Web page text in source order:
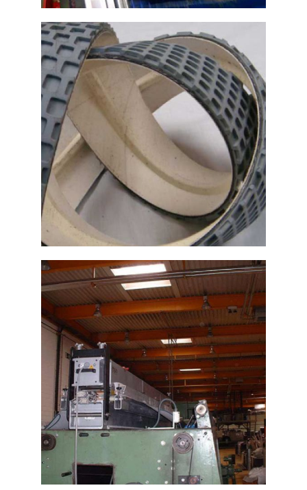
Banda transportadora tipos
para alimentación en color
azul
Ampliar
Piezas de caucho para
bandas transportadoras
Ampliar